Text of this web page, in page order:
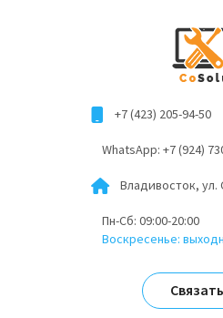
+7 (423) 205-94-50
WhatsApp: +7 (924)
Владивосток, ул.
Пн-Сб: 09:00-20:00
Воскресенье: